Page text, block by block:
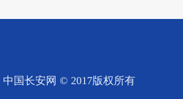
中国长安网 © 2017版权所有